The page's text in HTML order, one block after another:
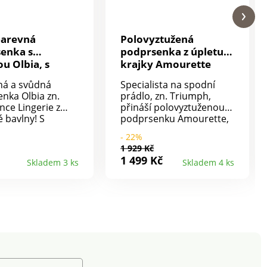
s
Olbia, s
a svůdná
Olbia zn.
Lingerie z
bavlny! S
bavlněného
bavlněnou
Zadní díl a
Skladem 3 ks
Polovyztužená
podprsenka z úpletu a
krajky Amourette
Specialista na spodní
prádlo, zn. Triumph,
přináší polovyztuženou
podprsenku Amourette,
pohodlná zároveň.
Podprsenka s kosticemi
Amourette zn. Triumph.
- 22%
1 929 Kč
1 499 Kč Skladem 4 ks